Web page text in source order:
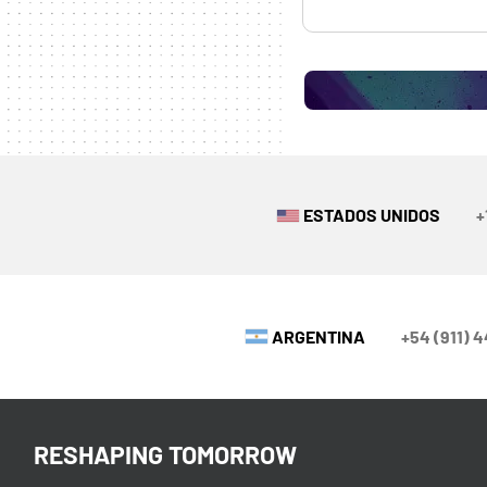
ESTADOS UNIDOS
ARGENTINA +54 (911)
RESHAPING TOMORROW